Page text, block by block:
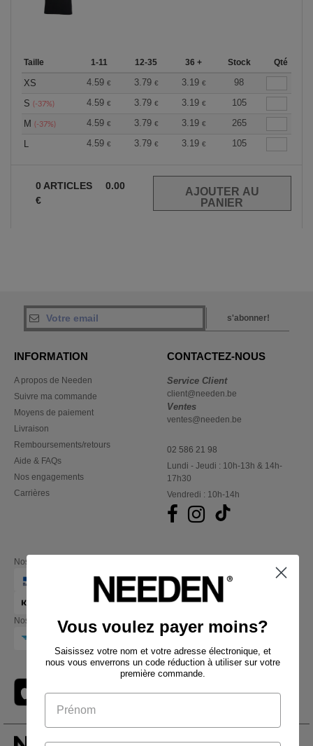
Taille 1-11 12-35 36 + Stock Qté
XS 4.59 € 3.79 € 3.19 €
98
S (-37%) 4.59 € 3.79 € 3.19 €
105
M (-37%) 4.59 € 3.79 € 3.19 €
265
L
4.59 € 3.79 € 3.19 € 105
0 ARTICLES
0.00
€
s'abonner!
INFORMATION
A propos de Needen
Suivre ma commande
Moyens de paiement
Livraison
Remboursements/retours
Aide & FAQs
Nos engagements
Carrières
CONTACTEZ-NOUS
Service Client
client@needen.be
Ventes
ventes@needen.be
02 586 21 98
Lundi - Jeudi : 10h-13h & 14h-
17h30
Vendredi : 10h-14h
Nos partenaires financiers
Nos transporteursVous voulez payer moins?
Saisissez votre nom et votre adresse électronique, et
nous vous enverrons un code réduction à utiliser sur votre
première commande.